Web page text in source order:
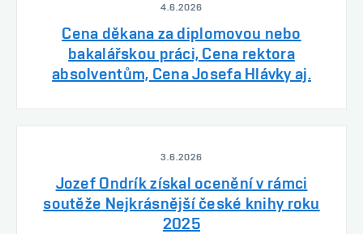
4.6.2026
Cena děkana za diplomovou nebo
bakalářskou práci, Cena rektora
absolventům, Cena Josefa Hlávky aj.
3.6.2026
Jozef Ondrík získal ocenění v rámci
soutěže Nejkrásnější české knihy roku
2025